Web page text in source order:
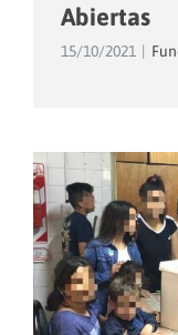
Abiertas
15/10/2021